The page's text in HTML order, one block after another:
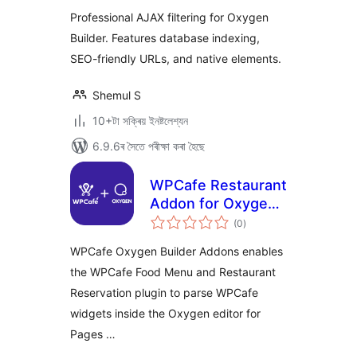
Professional AJAX filtering for Oxygen
Builder. Features database indexing,
SEO-friendly URLs, and native elements.
Shemul S
10+টা সক্ৰিয় ইনষ্টলেশ্যন
6.9.6ৰ সৈতে পৰীক্ষা কৰা হৈছে
WPCafe Restaurant
Addon for Oxygen
Builder
(0টা
মুঠ)
WPCafe Oxygen Builder Addons enables
the WPCafe Food Menu and Restaurant
Reservation plugin to parse WPCafe
widgets inside the Oxygen editor for
Pages …